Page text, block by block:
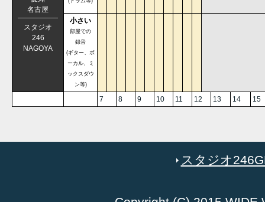
名古屋
スタジオ
246
NAGOYA
小さい
部屋での
録音
(ギター、ボ
ーカル、ミ
ックスダウ
ン等)
7 8 9 10 11 12 13 14 15
スタジオ